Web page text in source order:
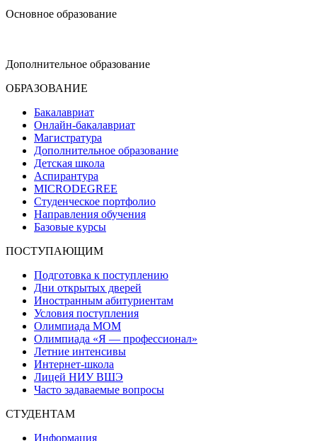
Основное образование
Дополнительное образование
ОБРАЗОВАНИЕ
Бакалавриат
Онлайн-бакалавриат
Магистратура
Дополнительное образование
Детская школа
Аспирантура
MICRODEGREE
Студенческое портфолио
Направления обучения
Базовые курсы
ПОСТУПАЮЩИМ
Подготовка к поступлению
Дни открытых дверей
Иностранным абитуриентам
Условия поступления
Олимпиада МОМ
Олимпиада «Я — профессионал»
Летние интенсивы
Интернет-школа
Лицей НИУ ВШЭ
Часто задаваемые вопросы
СТУДЕНТАМ
Информация